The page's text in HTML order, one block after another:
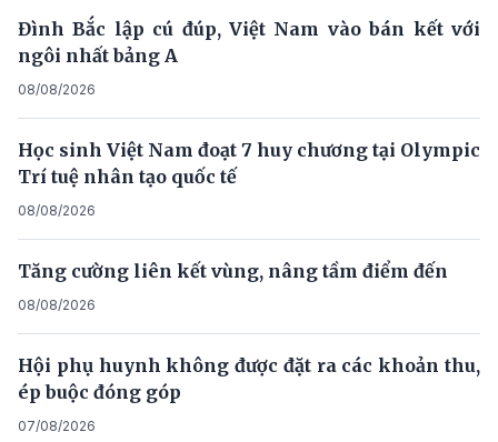
Đình Bắc lập cú đúp, Việt Nam vào bán kết với
ngôi nhất bảng A
08/08/2026
Học sinh Việt Nam đoạt 7 huy chương tại Olympic
Trí tuệ nhân tạo quốc tế
08/08/2026
Tăng cường liên kết vùng, nâng tầm điểm đến
08/08/2026
Hội phụ huynh không được đặt ra các khoản thu,
ép buộc đóng góp
07/08/2026